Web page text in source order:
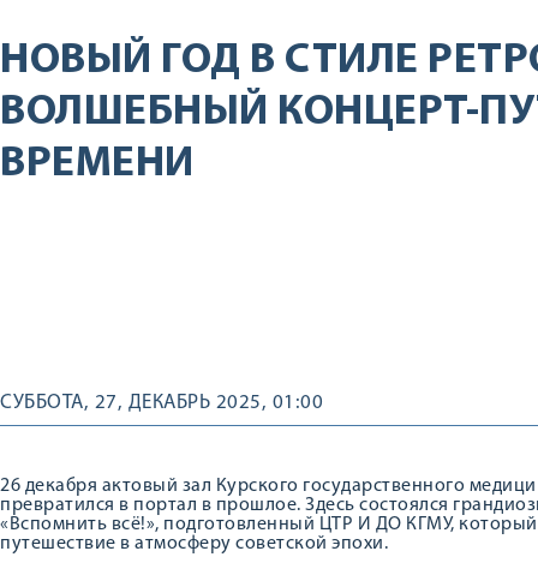
НОВЫЙ ГОД В СТИЛЕ
ВОЛШЕБНЫЙ КОНЦЕРТ-
ВРЕМЕНИ
СУББОТА, 27, ДЕКАБРЬ 2025, 01:00
26 декабря актовый зал Курского государственного
превратился в портал в прошлое. Здесь состоялся
«Вспомнить всё!», подготовленный ЦТР И ДО КГМУ,
путешествие в атмосферу советской эпохи.